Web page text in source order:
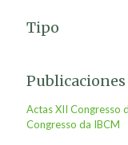
Tipo
Publicaciones
Actas XII Congresso
Congresso da IBCM